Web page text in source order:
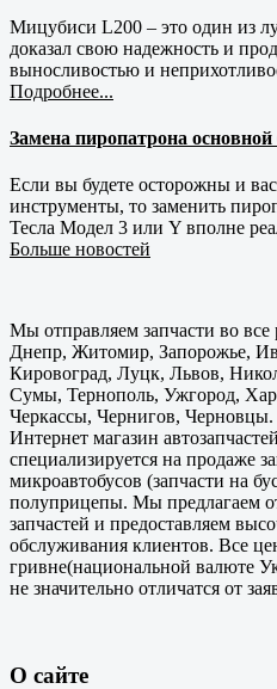
Мицубиси L200 – это один из
доказал свою надежность и
выносливостью и
Подробнее...
Замена пиропатрона основной
Если вы будете осторожны и
инструменты, то заменить
Тесла Модел 3 или Y вполне
Больше новостей
Мы отправляем запчасти во
Днепр, Житомир, Запорожье,
Кировоград, Луцк, Львов,
Сумы, Тернополь, Ужгород,
Черкассы, Чернигов, Черновцы.
Интернет магазин
специализируется на продаже
микроавтобусов (запчасти на
полуприцепы. Мы предлагаем
запчастей и предоставляем
обслуживания клиентов. Все
гривне(национальной валюте
не значительно отличатся от
О сайте